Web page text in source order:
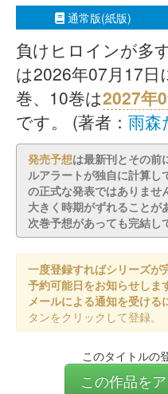
通常版(紙版)
負けヒロインが多
は2026年07月17日
巻、10巻は2027年
です。 (著者： 雨森
発売予想は最新刊とその前
ルアラートが独自に計算し
の正式な発表ではありませ
大きく時期がずれることが
次巻予想があっても完結し
一度登録すればシリーズが
予約可能日をお知らせしま
メールによる通知を受ける
タンをクリックして登録。
このタイトルの
この作品を